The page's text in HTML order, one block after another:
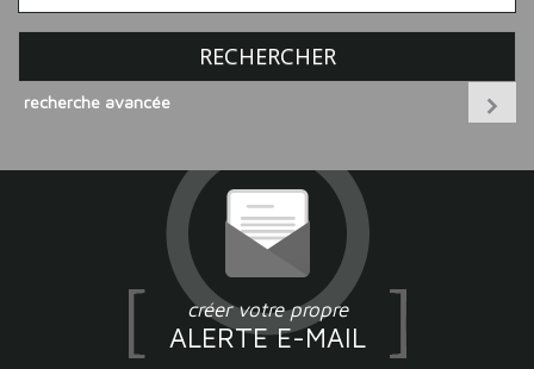
RECHERCHER
recherche avancée
créer votre propre
ALERTE E-MAIL